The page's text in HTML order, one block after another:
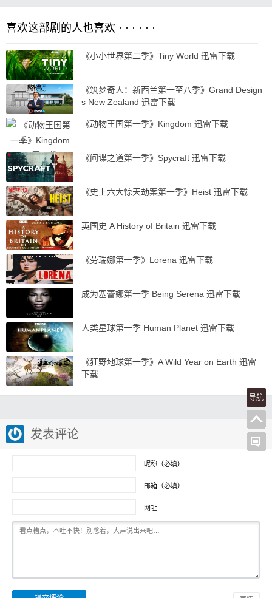
喜欢这部剧的人也喜欢 · · · · · ·
《小小世界第二季》Tiny World 迅雷下载
《筑梦奇人：新西兰第一至八季》Grand Design
s New Zealand 迅雷下载
《动物王国第一季》Kingdom 迅雷下载
《间谍之道第一季》Spycraft 迅雷下载
《史上六大惊天劫案第一季》Heist 迅雷下载
英国史 A History of Britain 迅雷下载
《劳瑞娜第一季》Lorena 迅雷下载
成为塞蕾娜第一季 Being Serena 迅雷下载
人类星球第一季 Human Planet 迅雷下载
《狂野地球第一季》A Wild Year on Earth 迅雷
下载
发表评论
昵称（必填）
邮箱（必填）
网址
导航